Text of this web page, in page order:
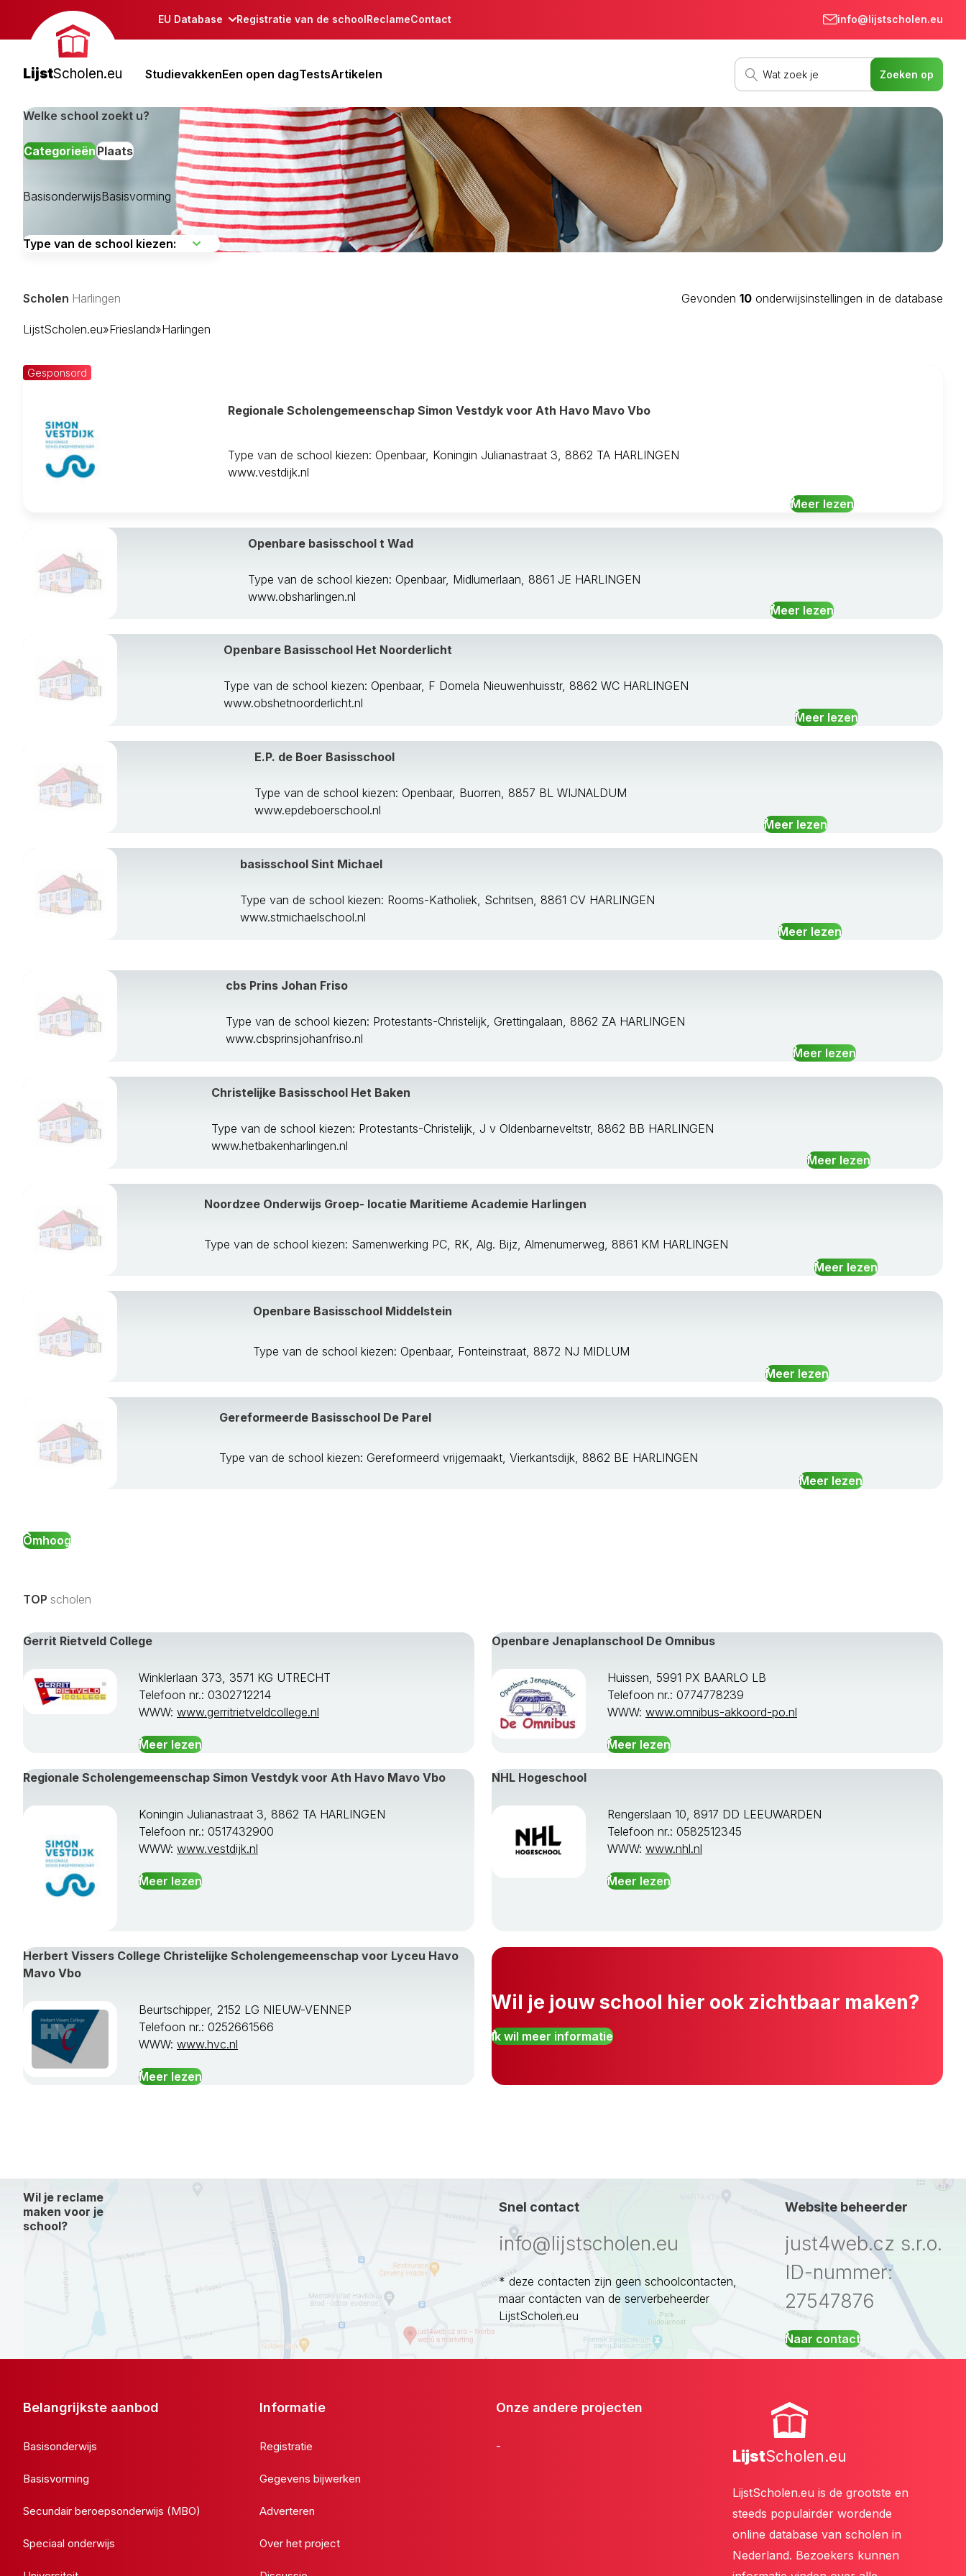
EU Database Registratie van de schoolReclameContact info@lijstscholen.eu
LijstScholen.eu StudievakkenEen open dagTestsArtikelen
Welke school zoekt u?
CategorieënPlaats
BasisonderwijsBasisvorming
Heerenveen
Kollumerland Ca
Leeuwarden
Menameradiel
Ooststellingwerf
Schiermonnikoog
Skarsterlan
Terschelling
Vlieland
Weststellingwerf
Scholen Harlingen Gevonden 10 onderwijsinstellingen in de database
LijstScholen.eu»Friesland»Harlingen
Gesponsord
Regionale Scholengemeenschap Simon Vestdyk voor Ath Havo Mavo Vbo
Type van de school kiezen: Openbaar, Koningin Julianastraat 3, 8862 TA HARLINGEN
www.vestdijk.nl
Meer lezen
Openbare basisschool t Wad
Type van de school kiezen: Openbaar, Midlumerlaan, 8861 JE HARLINGEN
www.obsharlingen.nl
Meer lezen
Openbare Basisschool Het Noorderlicht
Type van de school kiezen: Openbaar, F Domela Nieuwenhuisstr, 8862 WC HARLINGEN
www.obshetnoorderlicht.nl
Meer lezen
E.P. de Boer Basisschool
Type van de school kiezen: Openbaar, Buorren, 8857 BL WIJNALDUM
www.epdeboerschool.nl
Meer lezen
basisschool Sint Michael
Type van de school kiezen: Rooms-Katholiek, Schritsen, 8861 CV HARLINGEN
www.stmichaelschool.nl
Meer lezen
cbs Prins Johan Friso
Type van de school kiezen: Protestants-Christelijk, Grettingalaan, 8862 ZA HARLINGEN
www.cbsprinsjohanfriso.nl
Meer lezen
Christelijke Basisschool Het Baken
Type van de school kiezen: Protestants-Christelijk, J v Oldenbarneveltstr, 8862 BB HARLINGEN
www.hetbakenharlingen.nl
Meer lezen
Noordzee Onderwijs Groep- locatie Maritieme Academie Harlingen
Type van de school kiezen: Samenwerking PC, RK, Alg. Bijz, Almenumerweg, 8861 KM HARLINGEN
Meer lezen
Openbare Basisschool Middelstein
Type van de school kiezen: Openbaar, Fonteinstraat, 8872 NJ MIDLUM
Meer lezen
Gereformeerde Basisschool De Parel
Type van de school kiezen: Gereformeerd vrijgemaakt, Vierkantsdijk, 8862 BE HARLINGEN
Meer lezen
Omhoog
TOP scholen
Gerrit Rietveld College
Winklerlaan 373, 3571 KG UTRECHT
Telefoon nr.: 0302712214
WWW: www.gerritrietveldcollege.nl
Meer lezen
Openbare Jenaplanschool De Omnibus
Huissen, 5991 PX BAARLO LB
Telefoon nr.: 0774778239
WWW: www.omnibus-akkoord-po.nl
Meer lezen
Regionale Scholengemeenschap Simon Vestdyk voor Ath Havo Mavo Vbo
Koningin Julianastraat 3, 8862 TA HARLINGEN
Telefoon nr.: 0517432900
WWW: www.vestdijk.nl
Meer lezen
NHL Hogeschool
Rengerslaan 10, 8917 DD LEEUWARDEN
Telefoon nr.: 0582512345
WWW: www.nhl.nl
Meer lezen
Herbert Vissers College Christelijke Scholengemeenschap voor Lyceu Havo
Mavo Vbo
Beurtschipper, 2152 LG NIEUW-VENNEP
Telefoon nr.: 0252661566
WWW: www.hvc.nl
Meer lezen
Wil je jouw school hier ook zichtbaar maken?
Ik wil meer informatie
Wil je reclame
maken voor je
school?
Snel contact
info@lijstscholen.eu
* deze contacten zijn geen schoolcontacten,
maar contacten van de serverbeheerder
LijstScholen.eu
Website beheerder
just4web.cz s.r.o.
ID-nummer:
27547876
Naar contact
Belangrijkste aanbod
Basisonderwijs
Basisvorming
Secundair beroepsonderwijs (MBO)
Speciaal onderwijs
Informatie
Registratie
Gegevens bijwerken
Adverteren
Over het project
Onze andere projecten
-
LijstScholen.eu
LijstScholen.eu is de grootste en
steeds populairder wordende
online database van scholen in
Nederland. Bezoekers kunnen